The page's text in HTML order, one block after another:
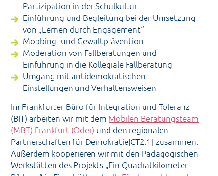
Partizipation in der Schulkultur
Einführung und Begleitung bei der Umsetzung
von „Lernen durch Engagement“
Mobbing- und Gewaltprävention
Moderation von Fallberatungen und
Einführung in die Kollegiale Fallberatung
Umgang mit antidemokratischen
Einstellungen und Verhaltensweisen
Im Frankfurter Büro für Integration und Toleranz
(BIT) arbeiten wir mit dem Mobilen Beratungsteam
(MBT) Frankfurt (Oder) und den regionalen
Partnerschaften für Demokratie[CT2.1] zusammen.
Außerdem kooperieren wir mit den Pädagogischen
Werkstätten des Projekts „Ein Quadratkilometer